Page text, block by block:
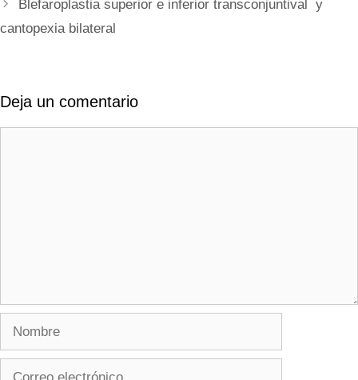
Blefaroplastia superior e inferior transconjuntival y
cantopexia bilateral
Deja un comentario